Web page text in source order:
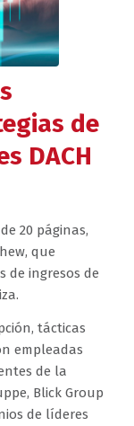
de
DACH
20 páginas,
que
de ingresos de
tácticas
empleadas
de la
Blick Group
de líderes